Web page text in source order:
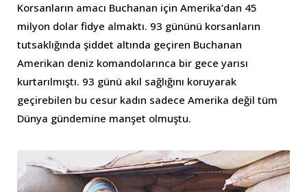
Korsanların amacı Buchanan için Amerika’dan 45
milyon dolar fidye almaktı. 93 gününü korsanların
tutsaklığında şiddet altında geçiren Buchanan
Amerikan deniz komandolarınca bir gece yarısı
kurtarılmıştı. 93 günü akıl sağlığını koruyarak
geçirebilen bu cesur kadın sadece Amerika değil tüm
Dünya gündemine manşet olmuştu.